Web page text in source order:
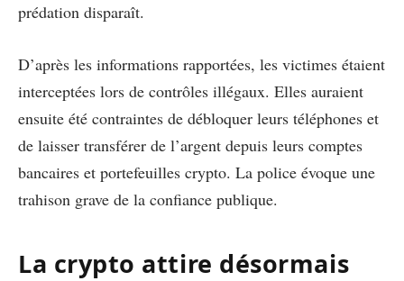
prédation disparaît.
D’après les informations rapportées, les victimes étaient
interceptées lors de contrôles illégaux. Elles auraient
ensuite été contraintes de débloquer leurs téléphones et
de laisser transférer de l’argent depuis leurs comptes
bancaires et portefeuilles crypto. La police évoque une
trahison grave de la confiance publique.
La crypto attire désormais